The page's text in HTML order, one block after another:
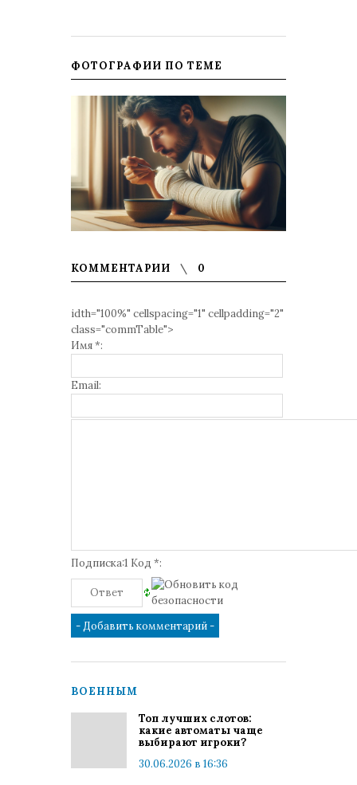
ФОТОГРАФИИ ПО ТЕМЕ
КОММЕНТАРИИ 0
idth="100%" cellspacing="1" cellpadding="2"
class="commTable">
Имя *:
Email:
Подписка:1 Код *:
ВОЕННЫМ
Топ лучших слотов:
какие автоматы чаще
выбирают игроки?
30.06.2026 в 16:36